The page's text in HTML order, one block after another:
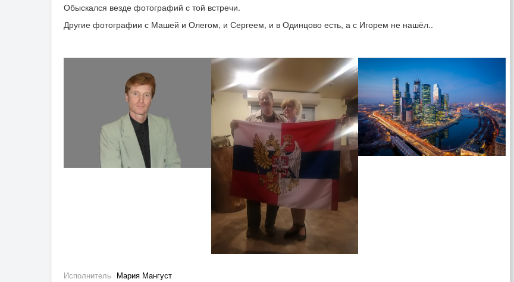
Обыскался везде фотографий с той встречи.
Другие фотографии с Машей и Олегом, и Сергеем, и в Одинцово есть, а с Игорем не нашёл..
Исполнитель Мария Мангуст